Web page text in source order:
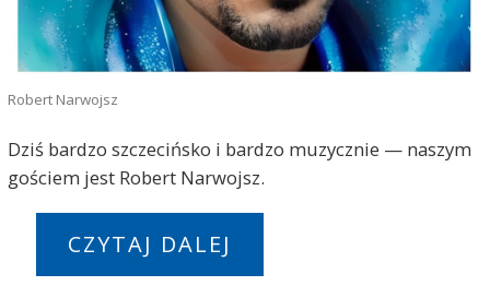
Robert Narwojsz
Dziś bardzo szczecińsko i bardzo muzycznie — naszym
gościem jest Robert Narwojsz.
CZYTAJ DALEJ